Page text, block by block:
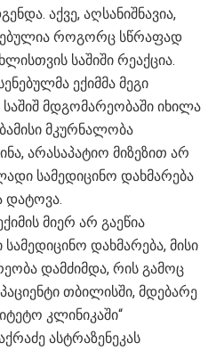
აქვე, აღსანიშნავია,
როგორც სწრაფად
საშიში რეაქცია.
ექიმმა მეგი
მდგომარეობაში იხილა
მკურნალობა
არასაპატიო მიზეზით არ
სამედიცინო დახმარება
დატოვა.
მიერ არ გაეწია
დახმარება, მისი
დამძიმდა, რის გამოც
თბილისში, მდებარე
კლინიკაში“
ასტრაზენეკას